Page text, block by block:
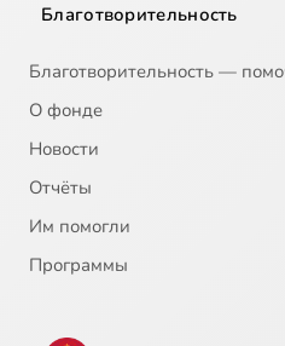
Благотворительность
Благотворительность —
О фонде
Новости
Отчёты
Им помогли
Программы